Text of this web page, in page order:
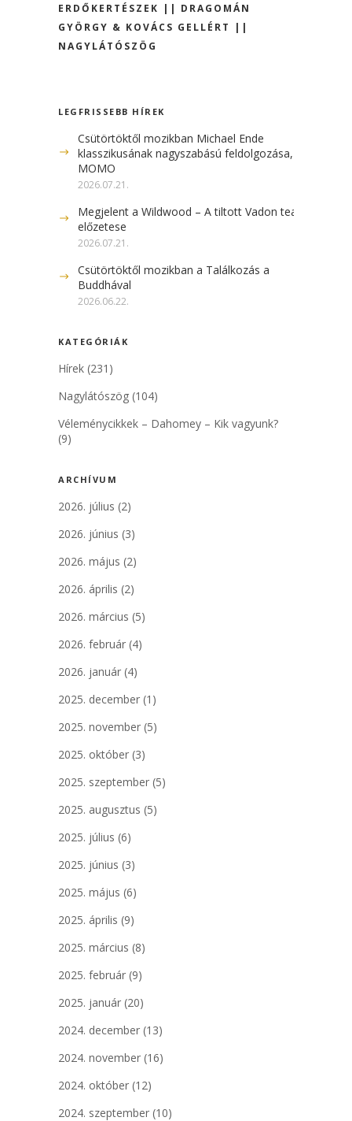
ERDŐKERTÉSZEK || DRAGOMÁN
GYÖRGY & KOVÁCS GELLÉRT ||
NAGYLÁTÓSZÖG
LEGFRISSEBB HÍREK
Csütörtöktől mozikban Michael Ende
klasszikusának nagyszabású feldolgozása, a
MOMO
2026.07.21.
Megjelent a Wildwood – A tiltott Vadon teaser
előzetese
2026.07.21.
Csütörtöktől mozikban a Találkozás a
Buddhával
2026.06.22.
KATEGÓRIÁK
Hírek (231)
Nagylátószög (104)
Véleménycikkek – Dahomey – Kik vagyunk?
(9)
ARCHÍVUM
2026. július (2)
2026. június (3)
2026. május (2)
2026. április (2)
2026. március (5)
2026. február (4)
2026. január (4)
2025. december (1)
2025. november (5)
2025. október (3)
2025. szeptember (5)
2025. augusztus (5)
2025. július (6)
2025. június (3)
2025. május (6)
2025. április (9)
2025. március (8)
2025. február (9)
2025. január (20)
2024. december (13)
2024. november (16)
2024. október (12)
2024. szeptember (10)